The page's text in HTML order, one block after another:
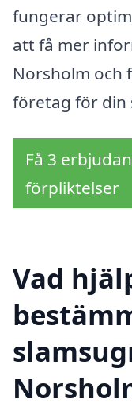
fungerar
att få mer
Norsholm och
företag för din
Få 3
förpliktelser
Vad